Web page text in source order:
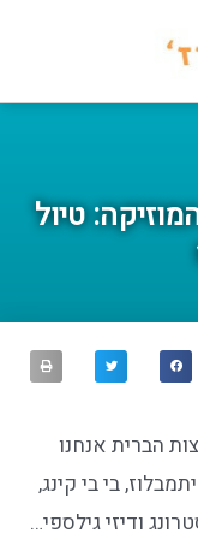
טיול
הברית אנחנו
בי בי קינג,
ודיזי גילספי…